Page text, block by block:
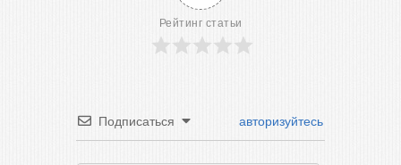
Рейтинг статьи
Подписаться авторизуйтесь